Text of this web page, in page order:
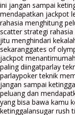
ini jangan sampai
mendapatkan jackpot
rahasia menghitung
scatter strategi
jitu menghindari
sekaranggates of
jackpot menantimu
paling diingatparlay
parlaypoker teknik
jangan sampai
peluang dan
yang bisa bawa kamu
ketinggalansugar rush